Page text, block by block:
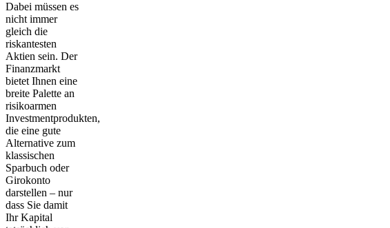
Dabei müssen es
nicht immer
gleich die
riskantesten
Aktien sein. Der
Finanzmarkt
bietet Ihnen eine
breite Palette an
risikoarmen
Investmentprodukten,
die eine gute
Alternative zum
klassischen
Sparbuch oder
Girokonto
darstellen – nur
dass Sie damit
Ihr Kapital